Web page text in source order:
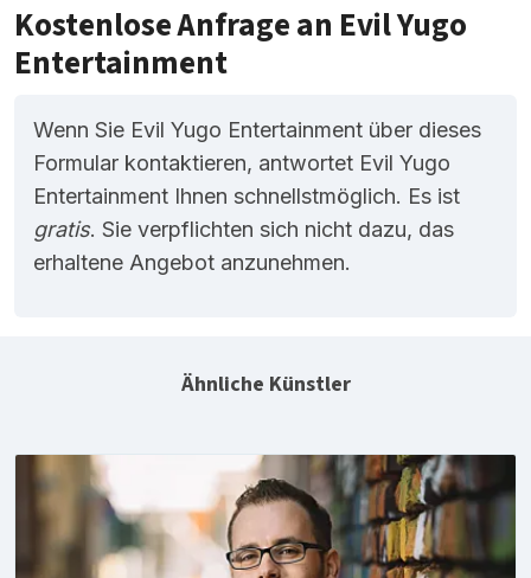
Kostenlose Anfrage an Evil Yugo
Entertainment
Wenn Sie Evil Yugo Entertainment über dieses
Formular kontaktieren, antwortet Evil Yugo
Entertainment Ihnen schnellstmöglich. Es ist
gratis. Sie verpflichten sich nicht dazu, das
erhaltene Angebot anzunehmen.
Ähnliche Künstler